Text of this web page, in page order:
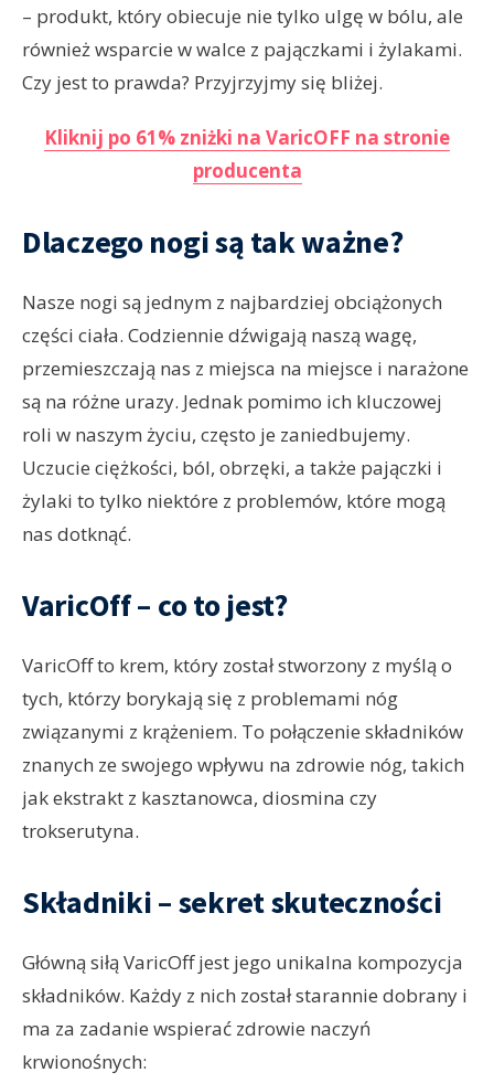
– produkt, który obiecuje nie tylko ulgę w bólu, ale
również wsparcie w walce z pajączkami i żylakami.
Czy jest to prawda? Przyjrzyjmy się bliżej.
Kliknij po 61% zniżki na VaricOFF na stronie
producenta
Dlaczego nogi są tak ważne?
Nasze nogi są jednym z najbardziej obciążonych
części ciała. Codziennie dźwigają naszą wagę,
przemieszczają nas z miejsca na miejsce i narażone
są na różne urazy. Jednak pomimo ich kluczowej
roli w naszym życiu, często je zaniedbujemy.
Uczucie ciężkości, ból, obrzęki, a także pajączki i
żylaki to tylko niektóre z problemów, które mogą
nas dotknąć.
VaricOff – co to jest?
VaricOff to krem, który został stworzony z myślą o
tych, którzy borykają się z problemami nóg
związanymi z krążeniem. To połączenie składników
znanych ze swojego wpływu na zdrowie nóg, takich
jak ekstrakt z kasztanowca, diosmina czy
trokserutyna.
Składniki – sekret skuteczności
Główną siłą VaricOff jest jego unikalna kompozycja
składników. Każdy z nich został starannie dobrany i
ma za zadanie wspierać zdrowie naczyń
krwionośnych: